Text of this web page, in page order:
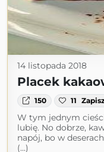
14 listopada 2018
Placek
150 11
W tym jednym
lubię. No dobrze,
napój, bo w
(...)